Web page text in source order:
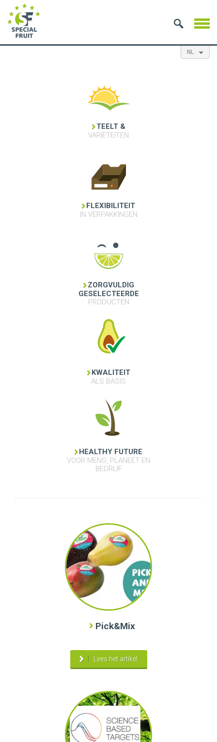
NL
TEELT &
VARIËTEITEN
FLEXIBILITEIT
IN VERPAKKINGEN
ZORGVULDIG
GESELECTEERDE
PRODUCTEN
KWALITEIT
ALS BASIS
HEALTHY FUTURE
VOOR MENS, PLANEET EN
BEDRIJF
Pick&Mix
Lees het artikel